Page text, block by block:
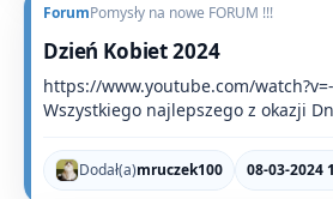
ForumPomysły na nowe FORUM !!!
Dzień Kobiet 2024
https://www.youtube.com/
Wszystkiego najlepszego z okazji
Dodał(a)mruczek100 08-03-2024